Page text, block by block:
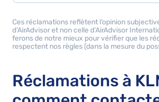
Ces réclamations reflètent l’opinion
d’AirAdvisor et non celle d’AirAdvisor
ferons de notre mieux pour vérifier que les
respectent nos règles (dans la mesure du
Réclamations à